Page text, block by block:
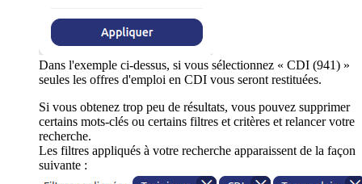
Dans l'exemple ci-dessus, si vous sélectionnez « CDI (941) »
seules les offres d'emploi en CDI vous seront restituées.
Si vous obtenez trop peu de résultats, vous pouvez supprimer
certains mots-clés ou certains filtres et critères et relancer votre
recherche.
Les filtres appliqués à votre recherche apparaissent de la façon
suivante :